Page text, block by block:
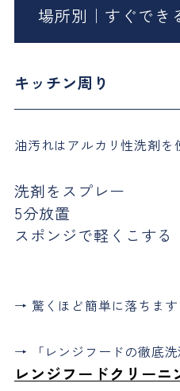
場所別｜すぐでき
キッチン周り
油汚れはアルカリ性洗剤を
洗剤をスプレー
5分放置
スポンジで軽くこする
→ 驚くほど簡単に落ちます
→ 「レンジフードの徹底洗
レンジフードクリーニ